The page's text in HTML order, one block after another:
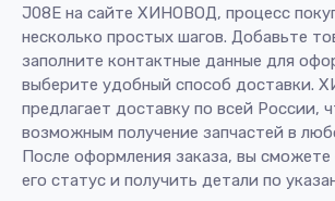
J08E на сайте ХИНОВОД, процесс
несколько простых шагов. Добавьте
заполните контактные данные для
выберите удобный способ доставки.
предлагает доставку по всей России,
возможным получение запчастей в
После оформления заказа, вы
его статус и получить детали по